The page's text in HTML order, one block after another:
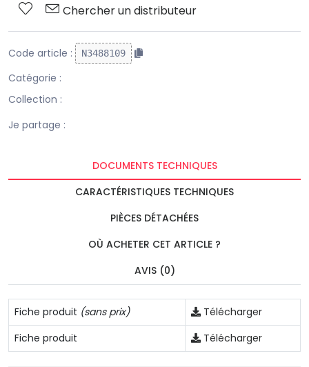
Chercher un distributeur
Code article : N3488109
Catégorie :
Collection :
Je partage :
DOCUMENTS TECHNIQUES
CARACTÉRISTIQUES TECHNIQUES
PIÈCES DÉTACHÉES
OÙ ACHETER CET ARTICLE ?
AVIS (0)
Fiche produit (sans prix)
Télécharger
Fiche produit
Télécharger